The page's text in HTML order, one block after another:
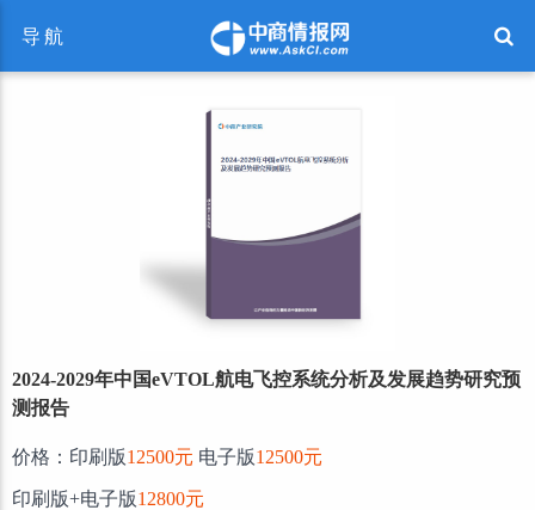
导航
2024-2029年中国eVTOL航电飞控系统分析及发展趋势研究预
测报告
价格：印刷版12500元 电子版12500元
印刷版+电子版12800元